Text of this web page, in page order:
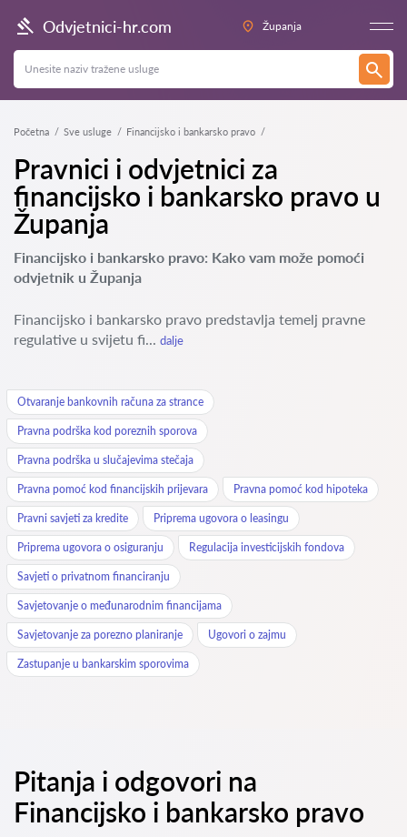
Odvjetnici-hr.com Županja
Početna Sve usluge Financijsko i bankarsko pravo
Pravnici i odvjetnici za
financijsko i bankarsko pravo u
Županja
Financijsko i bankarsko pravo: Kako vam može pomoći
odvjetnik u Županja
Financijsko i bankarsko pravo predstavlja temelj pravne
regulative u svijetu fi... dalje
Otvaranje bankovnih računa za strance
Pravna podrška kod poreznih sporova
Pravna podrška u slučajevima stečaja
Pravna pomoć kod financijskih prijevara Pravna pomoć kod hipoteka
Pravni savjeti za kredite Priprema ugovora o leasingu
Priprema ugovora o osiguranju Regulacija investicijskih fondova
Savjeti o privatnom financiranju
Savjetovanje o međunarodnim financijama
Savjetovanje za porezno planiranje Ugovori o zajmu
Zastupanje u bankarskim sporovima
Pitanja i odgovori na
Financijsko i bankarsko pravo